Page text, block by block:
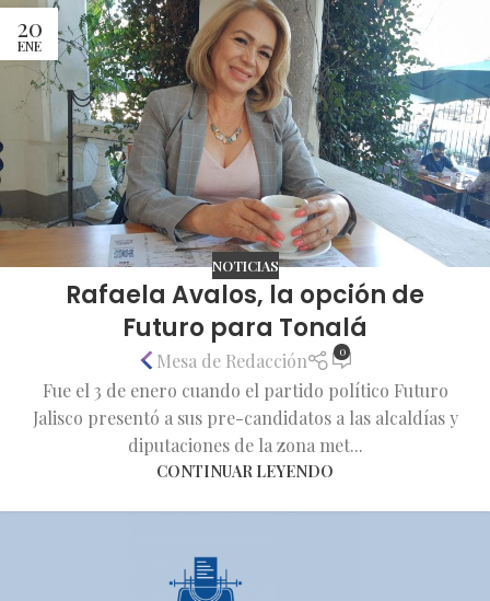
20
ENE
NOTICIAS
Rafaela Avalos, la opción de
Futuro para Tonalá
Mesa de Redacción 0
Fue el 3 de enero cuando el partido político Futuro
Jalisco presentó a sus pre-candidatos a las alcaldías y
diputaciones de la zona met...
CONTINUAR LEYENDO